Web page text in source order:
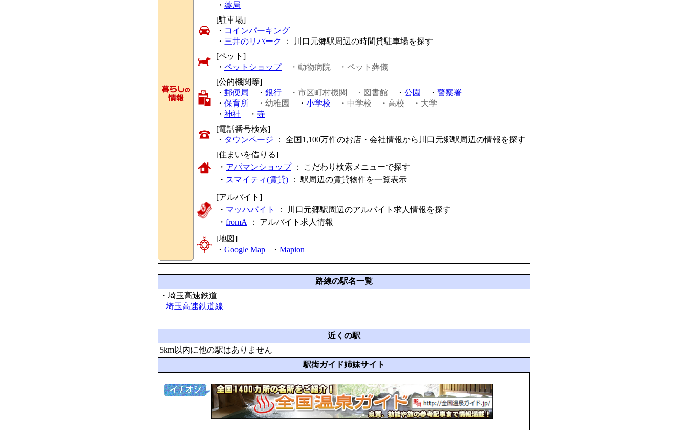
・ 薬局
[駐車場]
・ コインパーキング
・ 三井のリパーク
： 川口元郷駅周辺の時間貸駐車場を探す
[ペット]
・ ペットショップ ・動物病院
・ペット葬儀
[公的機関等]
・ 郵便局 ・ 銀行 ・市区町村機関 ・図書館 ・ 公園 ・ 警察署
・ 保育所 ・幼稚園 ・ 小学校 ・中学校 ・高校
・大学
・ 神社 ・ 寺
[電話番号検索]
・ タウンページ ： 全国1,100万件のお店・会社情報から川口元郷駅周辺の情報を探す
[住まいを借りる]
・ アパマンショップ： こだわり検索メニューで探す
・ スマイティ(賃貸) ： 駅周辺の賃貸物件を一覧表示
[アルバイト]
・ マッハバイト
： 川口元郷駅周辺のアルバイト求人情報を探す
・ fromA ： アルバイト求人情報
[地図]
・ Google Map ・ Mapion
路線の駅名一覧
・埼玉高速鉄道
埼玉高速鉄道線
近くの駅
5km以内に他の駅はありません
駅街ガイド姉妹サイト